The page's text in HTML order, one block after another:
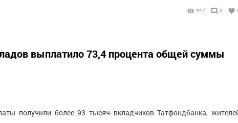
917 0
выплатило 73,4 процента общей суммы
получили более 93 тысяч вкладчиков Татфондбанка,